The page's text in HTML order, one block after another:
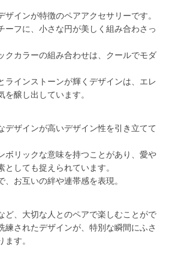
ザインが特徴のペアアクセサリーです。
ーフに、小さな円が美しく組み合わさっ
クカラーの組み合わせは、クールでモダ
ラインストーンが輝くデザインは、エレ
醸し出しています。
デザインが高いデザイン性を引き立てて
ボリックな意味を持つことがあり、愛や
しても捉えられています。
お互いの絆や連帯感を表現。
ど、大切な人とのペアで楽しむことがで
練されたデザインが、特別な瞬間にふさ
す。